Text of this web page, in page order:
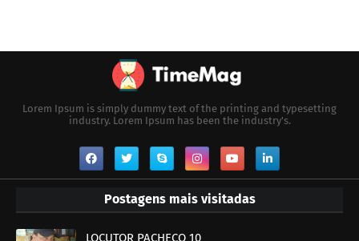
Lorem Ipsum is simply dummy text of the printing and typesetting
industry. Lorem Ipsum has been the industry's.
Postagens mais visitadas
LOCUTOR PACHECO 10